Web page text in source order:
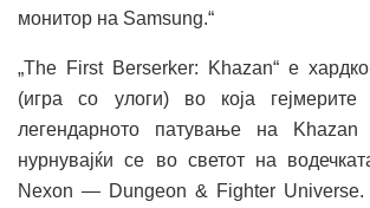
монитор на Samsung.“
„The First Berserker: Khazan“ е
(игра со улоги) во која гејмерите
легендарното патување на
нурнувајќи се во светот на
Nexon — Dungeon & Fighter Universe.